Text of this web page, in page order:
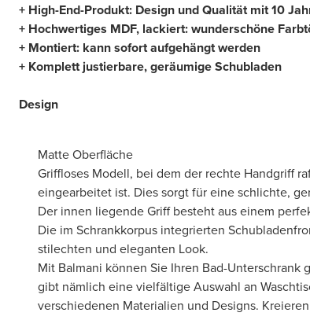
+ High-End-Produkt: Design und Qualität mit 10
+ Hochwertiges MDF, lackiert: wunderschöne
+ Montiert: kann sofort aufgehängt werden
+ Komplett justierbare, geräumige Schubladen
Design
Matte Oberfläche
Griffloses Modell, bei dem der rechte Handgriff
eingearbeitet ist. Dies sorgt für eine schlichte,
Der innen liegende Griff besteht aus einem
Die im Schrankkorpus integrierten
stilechten und eleganten Look.
Mit Balmani können Sie Ihren Bad-Unterschrank
gibt nämlich eine vielfältige Auswahl an
verschiedenen Materialien und Designs.